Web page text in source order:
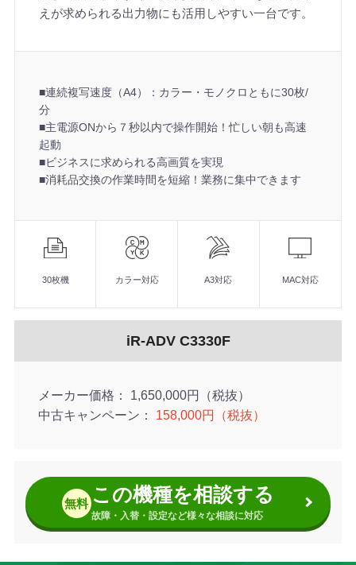
えが求められる出力物にも活用しやすい一台です。
■連続複写速度（A4）：カラー・モノクロともに30枚/
分
■主電源ONから７秒以内で操作開始！忙しい朝も高速
起動
■ビジネスに求められる高画質を実現
■消耗品交換の作業時間を短縮！業務に集中できます
■連続複写速度（A4）：カラー・モノクロともに30枚/分
■主電源ONから７秒以内で操作開始！忙しい朝も高速起動
■消耗品交換の作業時間を短縮！業務に集中できます
30枚機 カラー対応 A3対応 MAC対応
iR-ADV C3330F
メーカー価格
1,650,000円（税抜）
中古キャンペーン
158,000円（税抜）
無料 この機種を相談する
故障・入替・設定など様々な相談に対応